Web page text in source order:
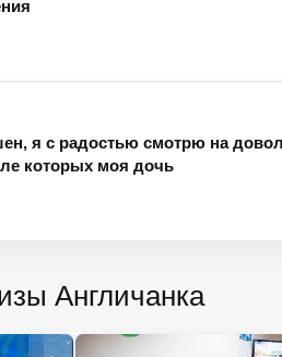
я с радостью смотрю на
которых моя дочь
Англичанка